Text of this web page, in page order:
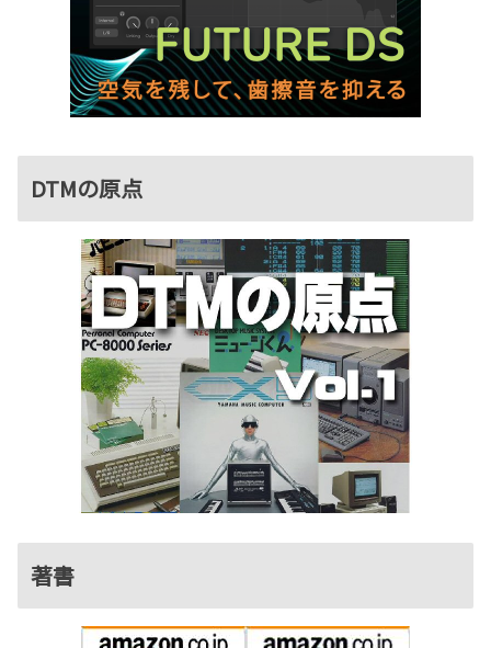
DTMの原点
著書